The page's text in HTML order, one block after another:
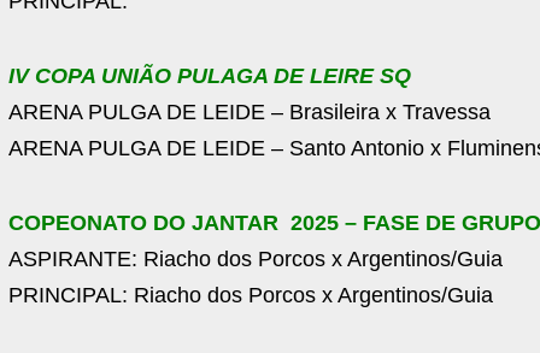
IV COPA UNIÃO PULAGA DE LEIRE SQ
ARENA PULGA DE LEIDE – Brasileira x Travessa
ARENA PULGA DE LEIDE – Santo Antonio x
COPEONATO DO JANTAR 2025 – FASE DE
ASPIRANTE: Riacho dos Porcos x Argentinos/Guia
PRINCIPAL: Riacho dos Porcos x Argentinos/Guia